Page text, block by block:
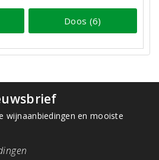
Doos (6)
wijnaanbiedingen en mooiste